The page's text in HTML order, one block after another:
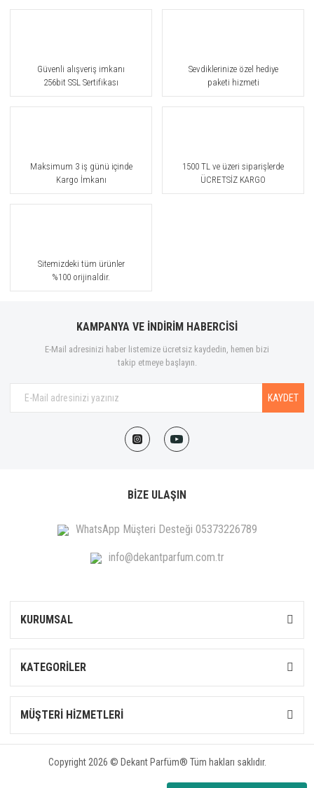
Güvenli alışveriş imkanı
256bit SSL Sertifikası
Sevdiklerinize özel hediye
paketi hizmeti
Maksimum 3 iş günü içinde
Kargo İmkanı
1500 TL ve üzeri siparişlerde
ÜCRETSİZ KARGO
Sitemizdeki tüm ürünler
%100 orijinaldir.
KAMPANYA VE İNDİRİM HABERCİSİ
E-Mail adresinizi haber listemize ücretsiz kaydedin, hemen bizi
takip etmeye başlayın.
KAYDET
BİZE ULAŞIN
WhatsApp Müşteri Desteği 05373226789
info@dekantparfum.com.tr
KURUMSAL
KATEGORİLER
MÜŞTERİ HİZMETLERİ
Copyright 2026 © Dekant Parfüm® Tüm hakları saklıdır.